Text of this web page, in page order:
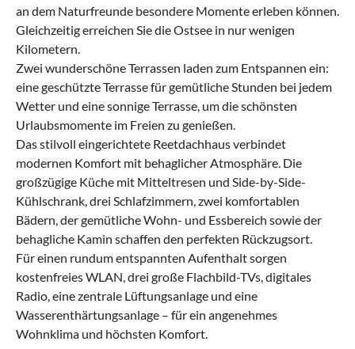
an dem Naturfreunde besondere Momente erleben können.
Gleichzeitig erreichen Sie die Ostsee in nur wenigen
Kilometern.
Zwei wunderschöne Terrassen laden zum Entspannen ein:
eine geschützte Terrasse für gemütliche Stunden bei jedem
Wetter und eine sonnige Terrasse, um die schönsten
Urlaubsmomente im Freien zu genießen.
Das stilvoll eingerichtete Reetdachhaus verbindet
modernen Komfort mit behaglicher Atmosphäre. Die
großzügige Küche mit Mitteltresen und Side-by-Side-
Kühlschrank, drei Schlafzimmern, zwei komfortablen
Bädern, der gemütliche Wohn- und Essbereich sowie der
behagliche Kamin schaffen den perfekten Rückzugsort.
Für einen rundum entspannten Aufenthalt sorgen
kostenfreies WLAN, drei große Flachbild-TVs, digitales
Radio, eine zentrale Lüftungsanlage und eine
Wasserenthärtungsanlage – für ein angenehmes
Wohnklima und höchsten Komfort.